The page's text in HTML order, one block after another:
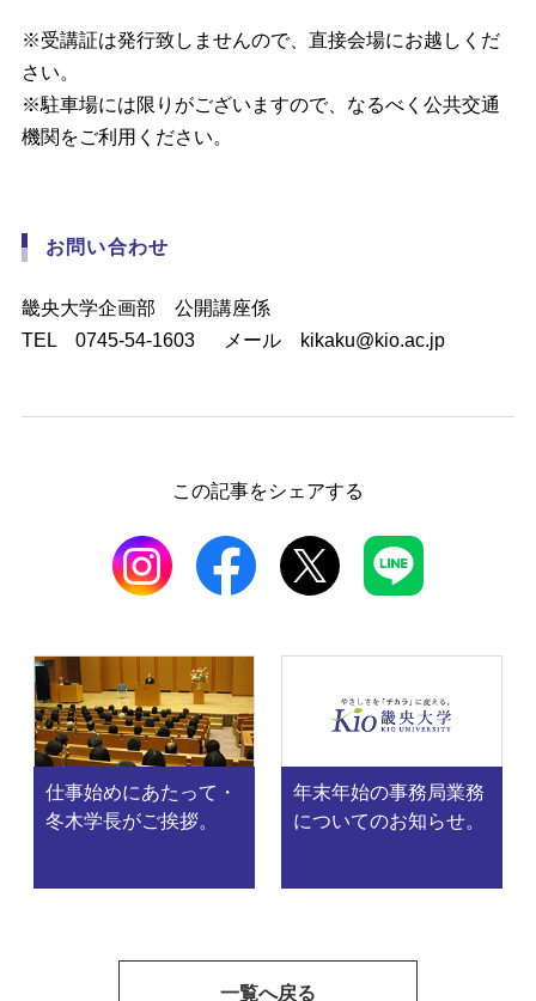
※受講証は発行致しませんので、直接会場にお越しくだ
さい。
※駐車場には限りがございますので、なるべく公共交通
機関をご利用ください。
お問い合わせ
畿央大学企画部 公開講座係
TEL 0745-54-1603 メール kikaku@kio.ac.jp
この記事をシェアする
年末年始の事務局業務
についてのお知らせ。
仕事始めにあたって・
冬木学長がご挨拶。
一覧へ戻る